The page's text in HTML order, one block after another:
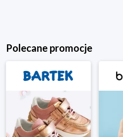
Polecane promocje